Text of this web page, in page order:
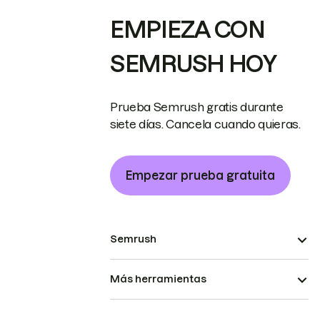
EMPIEZA CON
SEMRUSH HOY
Prueba Semrush gratis durante
siete días. Cancela cuando quieras.
Empezar prueba gratuita
Semrush
Más herramientas